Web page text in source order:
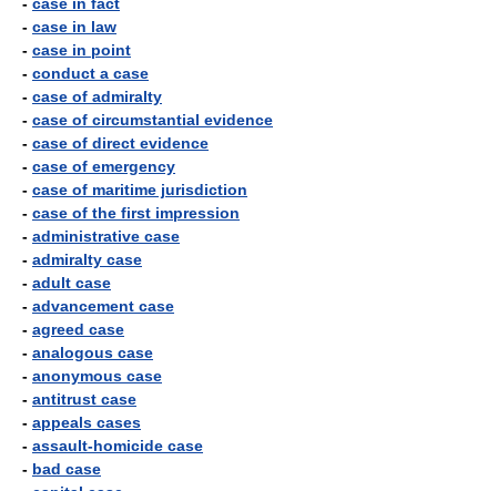
- case in law
- case in point
- conduct a case
- case of admiralty
- case of circumstantial evidence
- case of direct evidence
- case of emergency
- case of maritime jurisdiction
- case of the first impression
- administrative case
- admiralty case
- adult case
- advancement case
- agreed case
- analogous case
- anonymous case
- antitrust case
- appeals cases
- assault-homicide case
- bad case